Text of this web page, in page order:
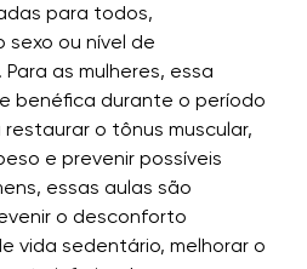
para todos,
ou nível de
as mulheres, essa
benéfica durante o período
o tônus ​​muscular,
e prevenir possíveis
essas aulas são
o desconforto
vida sedentário, melhorar o